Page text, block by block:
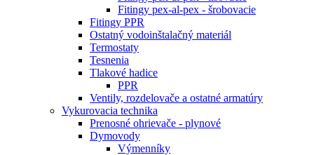
Fitingy pex-al-pex - šrobovacie
Fitingy PPR
Ostatný vodoinštalačný materiál
Termostaty
Tesnenia
Tlakové hadice
PPR
Ventily, rozdelovače a ostatné armatúry
Vykurovacia technika
Prenosné ohrievače - plynové
Dymovody
Výmenníky